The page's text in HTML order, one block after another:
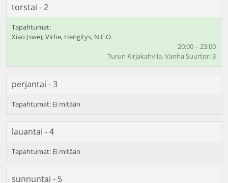
torstai - 2
Xiao (swe), Virhe, Hengitys, N.E.O
20:00 – 23:00
Turun Kirjakahvila, Vanha Suurtori 3
perjantai - 3
lauantai - 4
sunnuntai - 5